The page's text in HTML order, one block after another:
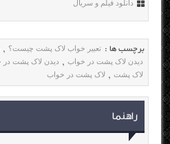
دانلود فیلم و سریال
برچسب ها : تعبیر خواب لاک پشت چیست؟ ,
دیدن لاک پشت در خواب , دیدن لاک پشت در
لاک پشت , لاک پشت در خواب
راهنما